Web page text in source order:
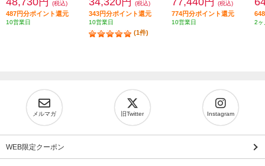
(税込)
487円分ポイント還元
10営業日
(税込)
343円分ポイント還元
10営業日
(1件)
(税込)
774円分ポイント還元
10営業日 2ヶ
メルマガ 旧Twitter Instagram
WEB限定クーポン